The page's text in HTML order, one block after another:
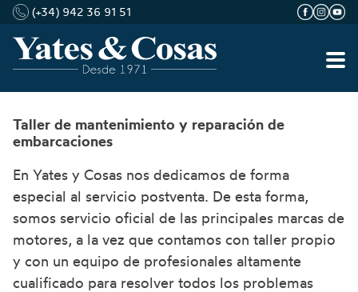
Saltar
contenido
(+34) 942 36 91 51
Taller de mantenimiento y reparación de
embarcaciones
En Yates y Cosas nos dedicamos de forma
especial al servicio postventa. De esta forma,
somos servicio oficial de las principales marcas de
motores, a la vez que contamos con taller propio
y con un equipo de profesionales altamente
cualificado para resolver todos los problemas